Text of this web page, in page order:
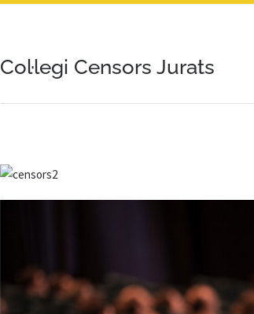
Col·legi Censors Jurats